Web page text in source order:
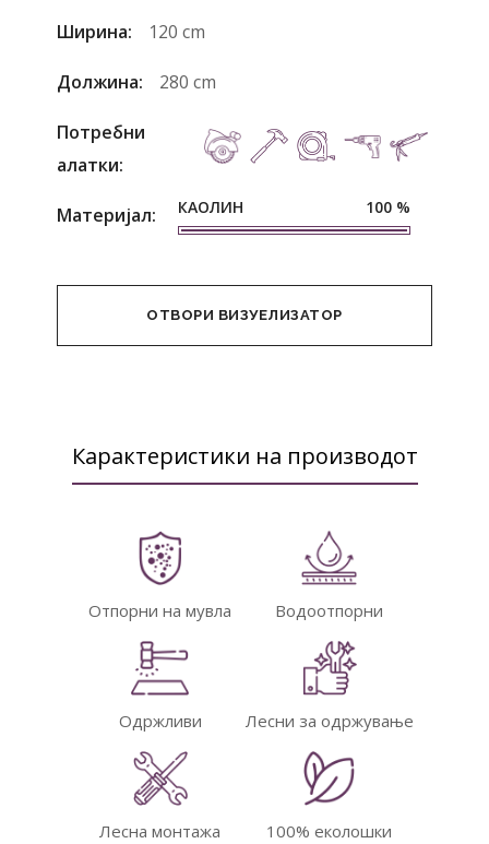
Ширина: 120 cm
Должина: 280 cm
Потребни
алатки:
Материјал: КАОЛИН 100 %
ОТВОРИ ВИЗУЕЛИЗАТОР
Карактеристики на производот
Отпорни на мувла Водоотпорни
Одржливи Лесни за одржување
Лесна монтажа 100% еколошки